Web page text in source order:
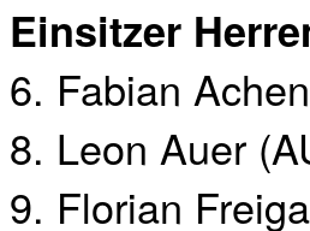
Einsitzer
6. Fabian
8. Leon Auer
9. Florian